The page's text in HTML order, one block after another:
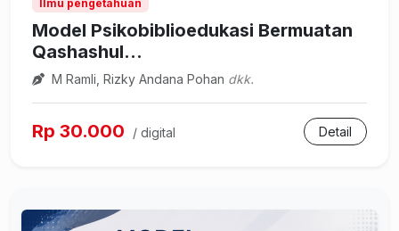
Ilmu pengetahuan
Model Psikobiblioedukasi Bermuatan
Qashashul...
M Ramli, Rizky Andana Pohan dkk.
Rp 30.000 / digital Detail